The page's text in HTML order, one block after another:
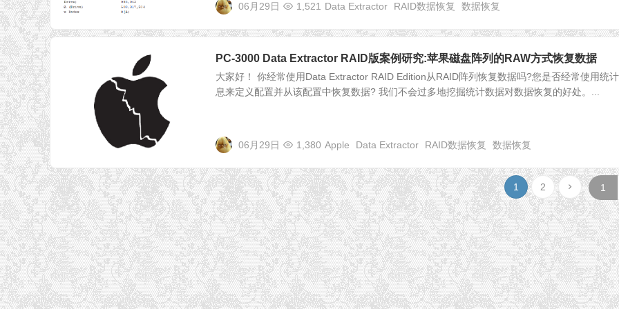
06月29日 1,521 Data Extractor RAID数据恢复 数据恢复
PC-3000 Data Extractor RAID版案例研究:苹果磁盘阵列的RAW方式恢复数据
大家好！ 你经常使用Data Extractor RAID Edition从RAID阵列恢复数据吗?您是否经常使用统
息来定义配置并从该配置中恢复数据? 我们不会过多地挖掘统计数据对数据恢复的好处。...
06月29日 1,380 Apple Data Extractor RAID数据恢复 数据恢复
1 2